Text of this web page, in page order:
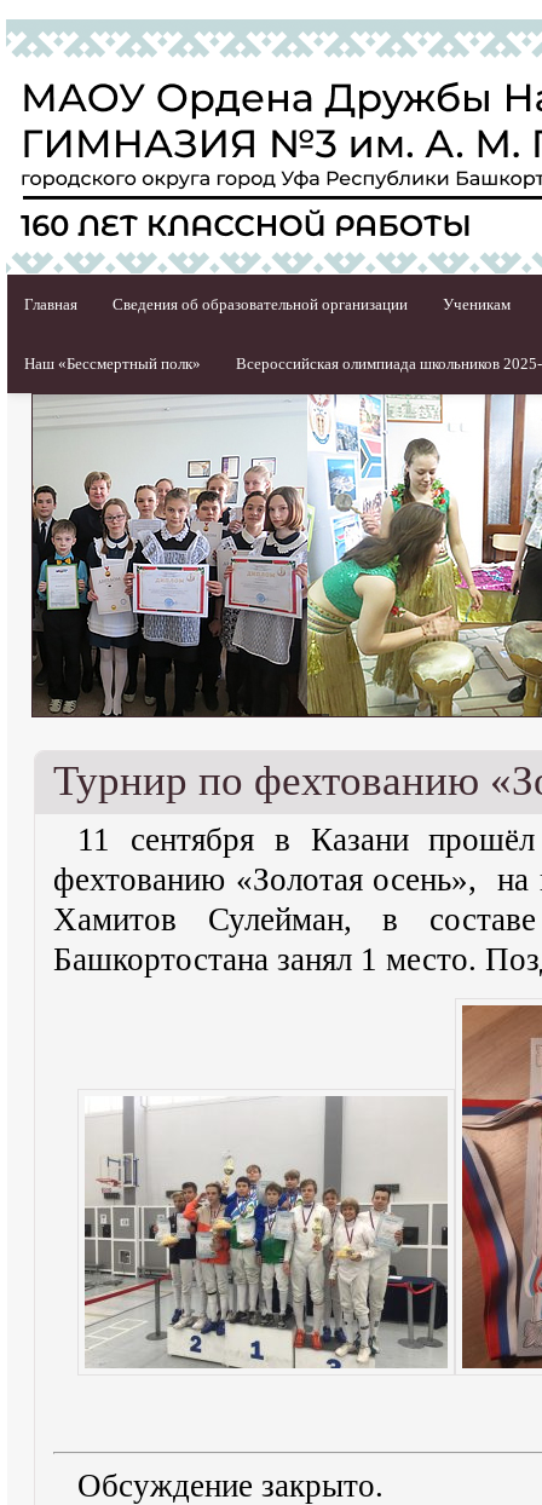
Главная Сведения об образовательной организации Ученикам
Наш «Бессмертный полк» Всероссийская олимпиада школьников
Турнир по фехтованию
11 сентября в Казани
фехтованию «Золотая осень»,
Хамитов Сулейман, в
Башкортостана занял 1 место.
Обсуждение закрыто.